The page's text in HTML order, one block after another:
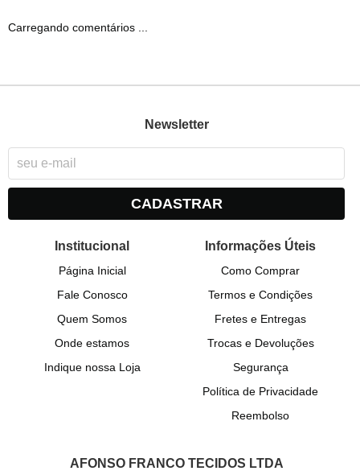
Carregando comentários ...
Newsletter
CADASTRAR
Institucional
Página Inicial
Fale Conosco
Quem Somos
Onde estamos
Indique nossa Loja
Informações Úteis
Como Comprar
Termos e Condições
Fretes e Entregas
Trocas e Devoluções
Segurança
Política de Privacidade
Reembolso
AFONSO FRANCO TECIDOS LTDA